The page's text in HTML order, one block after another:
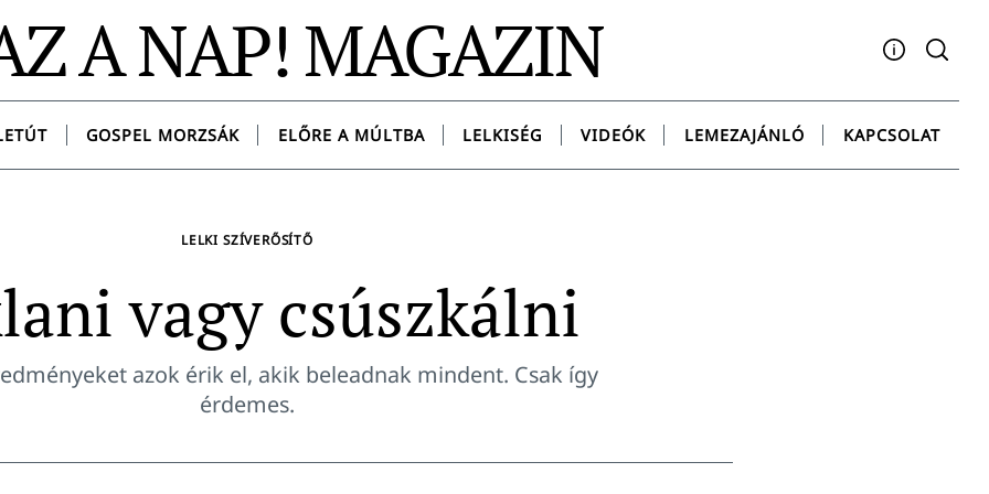
A NAP! MAGAZIN
Facebook
YouTubeInstagram
TwitterSpotify
GOSPEL MORZSÁK ELŐRE A MÚLTBA LELKISÉG VIDEÓK LEMEZAJÁNLÓ KAPCSOLAT
LELKI SZÍVERŐSÍTŐ
vagy csúszkálni
azok érik el, akik beleadnak mindent. Csak így
érdemes.